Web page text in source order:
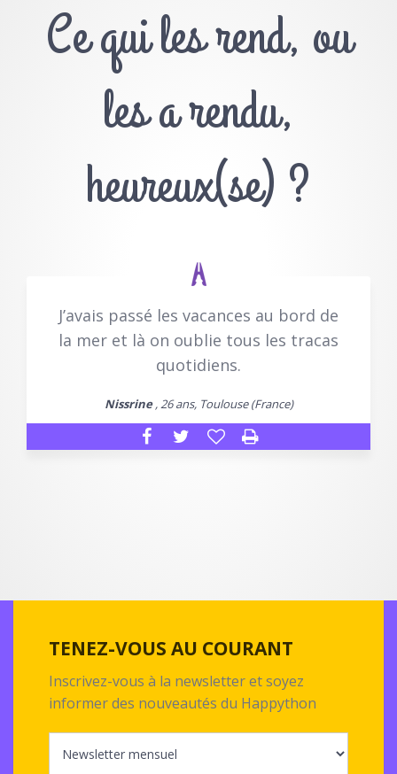
Ce qui les rend, ou
les a rendu,
heureux(se) ?
J’avais passé les vacances au bord de
la mer et là on oublie tous les tracas
quotidiens.
Nissrine, 26 ans, Toulouse (France)
TENEZ-VOUS AU COURANT
Inscrivez-vous à la newsletter et soyez
informer des nouveautés du Happython